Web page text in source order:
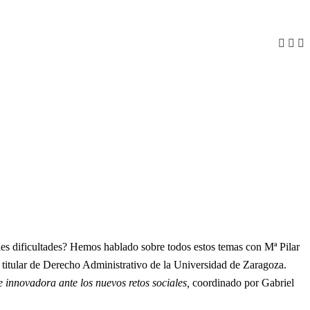
dificultades? Hemos hablado sobre todos estos temas con Mª Pilar
de Derecho Administrativo de la Universidad de Zaragoza.
ante los nuevos retos sociales, coordinado por Gabriel